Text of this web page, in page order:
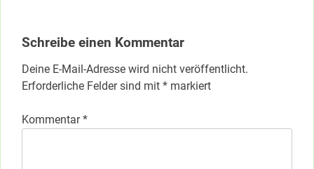
Schreibe einen Kommentar
Deine E-Mail-Adresse wird nicht veröffentlicht.
Erforderliche Felder sind mit * markiert
Kommentar*